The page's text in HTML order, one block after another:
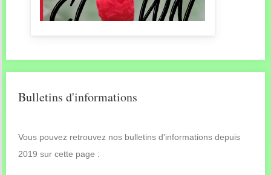
Bulletins d'informations
Vous pouvez retrouvez nos bulletins d'informations depuis
2019 sur cette page :